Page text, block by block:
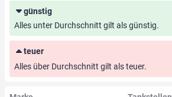
günstig
Alles unter Durchschnitt gilt als günstig.
teuer
Alles über Durchschnitt gilt als teuer.